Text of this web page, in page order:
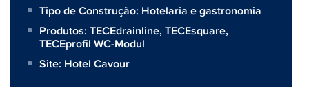
Tipo de Construção: Hotelaria e gastronomia
Produtos: TECEdrainline,TECEsquare,
TECEprofil WC-Modul
Site: Hotel Cavour